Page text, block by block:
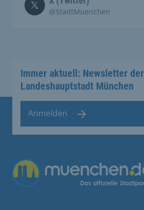
@StadtMuenchen
Immer aktuell: Newsletter der
Landeshauptstadt München
Anmelden
Übergreifende Links